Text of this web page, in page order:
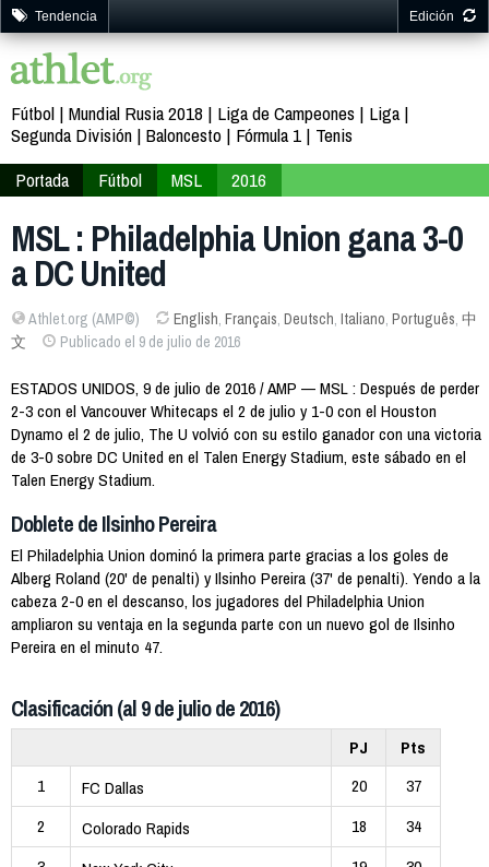
Tendencia Edición
Fútbol Mundial Rusia 2018 Liga de Campeones
Liga
Segunda División Baloncesto Fórmula 1
Tenis
Portada
Fútbol MSL 2016
MSL : Philadelphia Union gana 3-0
a DC United
Athlet.org (AMP©) English, Français, Deutsch, Italiano, Português, 中
文
Publicado el 9 de julio de 2016
ESTADOS UNIDOS, 9 de julio de 2016 / AMP — MSL : Después de perder
2-3 con el Vancouver Whitecaps el 2 de julio y 1-0 con el Houston
Dynamo el 2 de julio, The U volvió con su estilo ganador con una victoria
de 3-0 sobre DC United en el Talen Energy Stadium, este sábado en el
Talen Energy Stadium.
Doblete de Ilsinho Pereira
El Philadelphia Union dominó la primera parte gracias a los goles de
Alberg Roland (20' de penalti) y Ilsinho Pereira (37' de penalti). Yendo a la
cabeza 2-0 en el descanso, los jugadores del Philadelphia Union
ampliaron su ventaja en la segunda parte con un nuevo gol de Ilsinho
Pereira en el minuto 47.
Clasificación (al 9 de julio de 2016)
PJ
Pts
1
FC Dallas 20
37
2
Colorado Rapids 18
34